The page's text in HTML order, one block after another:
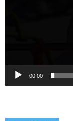
00:00